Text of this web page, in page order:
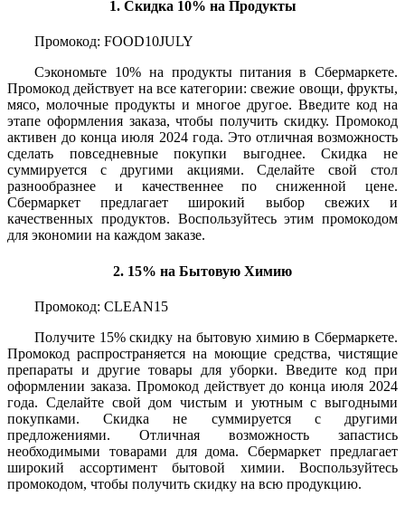
1. Скидка 10% на Продукты
Промокод: FOOD10JULY
Сэкономьте 10% на продукты питания в Сбермаркете.
Промокод действует на все категории: свежие овощи, фрукты,
мясо, молочные продукты и многое другое. Введите код на
этапе оформления заказа, чтобы получить скидку. Промокод
активен до конца июля 2024 года. Это отличная возможность
сделать повседневные покупки выгоднее. Скидка не
суммируется с другими акциями. Сделайте свой стол
разнообразнее и качественнее по сниженной цене.
Сбермаркет предлагает широкий выбор свежих и
качественных продуктов. Воспользуйтесь этим промокодом
для экономии на каждом заказе.
2. 15% на Бытовую Химию
Промокод: CLEAN15
Получите 15% скидку на бытовую химию в Сбермаркете.
Промокод распространяется на моющие средства, чистящие
препараты и другие товары для уборки. Введите код при
оформлении заказа. Промокод действует до конца июля 2024
года. Сделайте свой дом чистым и уютным с выгодными
покупками. Скидка не суммируется с другими
предложениями. Отличная возможность запастись
необходимыми товарами для дома. Сбермаркет предлагает
широкий ассортимент бытовой химии. Воспользуйтесь
промокодом, чтобы получить скидку на всю продукцию.